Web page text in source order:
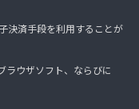
決済手段を利用することが
ラウザソフト、ならびに